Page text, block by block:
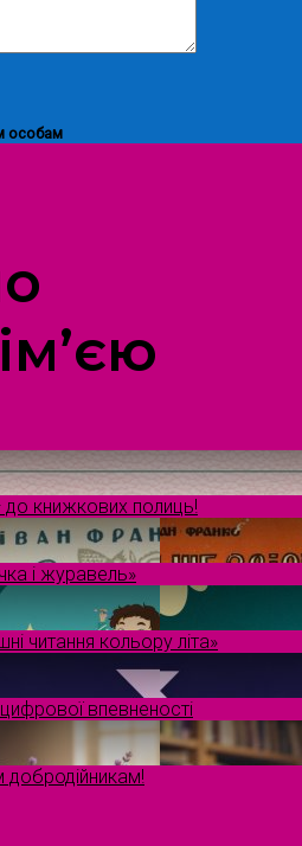
особам
книжкових полиць!
і журавель»
читання кольору літа»
впевненості